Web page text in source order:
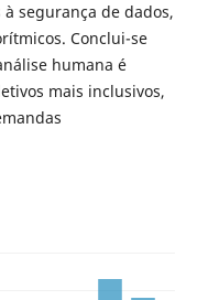
segurança de dados,
Conclui-se
humana é
mais inclusivos,